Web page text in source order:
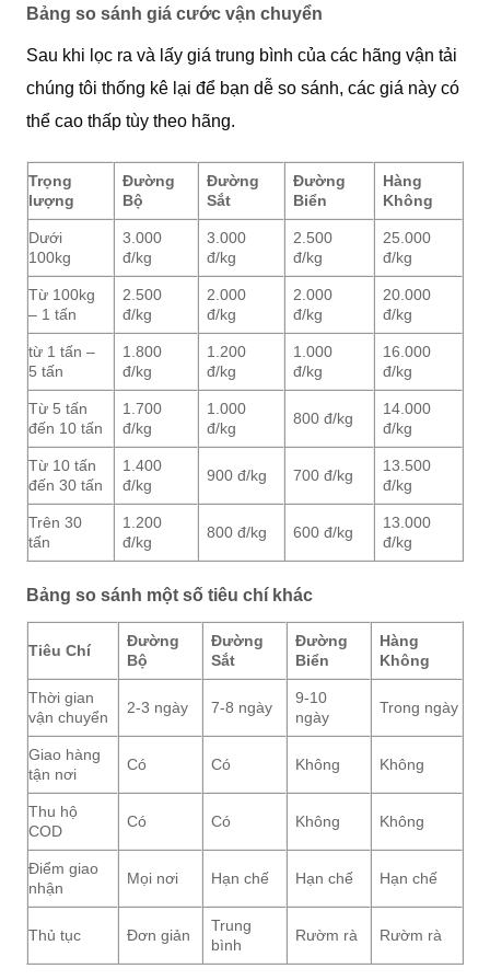
Bảng so sánh giá cước vận chuyển
Sau khi lọc ra và lấy giá trung bình của các hãng vận tải
chúng tôi thống kê lại để bạn dễ so sánh, các giá này có
thể cao thấp tùy theo hãng.
Trọng
lượng
Đường
Bộ
Đường
Sắt
Đường
Biển
Hàng
Không
Dưới
100kg
3.000
đ/kg
3.000
đ/kg
2.500
đ/kg
25.000
đ/kg
Từ 100kg
– 1 tấn
2.500
đ/kg
2.000
đ/kg
2.000
đ/kg
20.000
đ/kg
từ 1 tấn –
5 tấn
1.800
đ/kg
1.200
đ/kg
1.000
đ/kg
16.000
đ/kg
Từ 5 tấn
đến 10 tấn
1.700
đ/kg
1.000
đ/kg
800 đ/kg
14.000
đ/kg
Từ 10 tấn
đến 30 tấn
1.400
đ/kg
900 đ/kg 700 đ/kg
13.500
đ/kg
Trên 30
tấn
1.200
đ/kg
800 đ/kg 600 đ/kg
13.000
đ/kg
Bảng so sánh một số tiêu chí khác
Tiêu Chí
Đường
Bộ
Đường
Sắt
Đường
Biển
Hàng
Không
Thời gian
vận chuyển
2-3 ngày 7-8 ngày
9-10
ngày
Trong ngày
Giao hàng
tận nơi
Có Có Không Không
Thu hộ
COD
Có Có Không Không
Điểm giao
nhận
Mọi nơi Hạn chế Hạn chế Hạn chế
Thủ tục Đơn giản
Trung
bình
Rườm rà Rườm rà